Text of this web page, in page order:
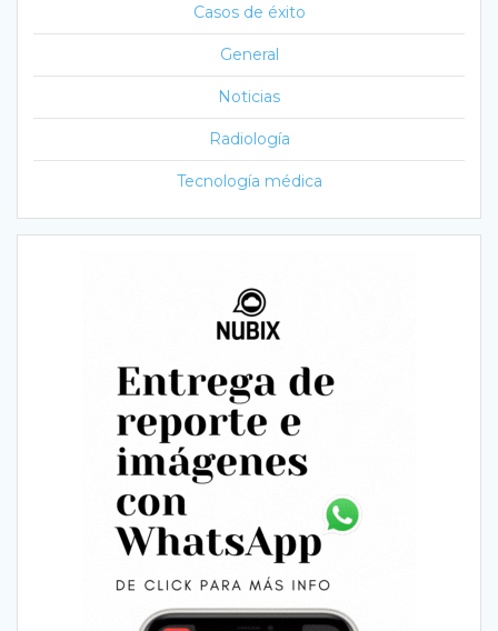
Casos de éxito
General
Noticias
Radiología
Tecnología médica